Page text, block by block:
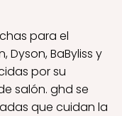
para el
BaByliss y
por su
salón. ghd se
que cuidan la